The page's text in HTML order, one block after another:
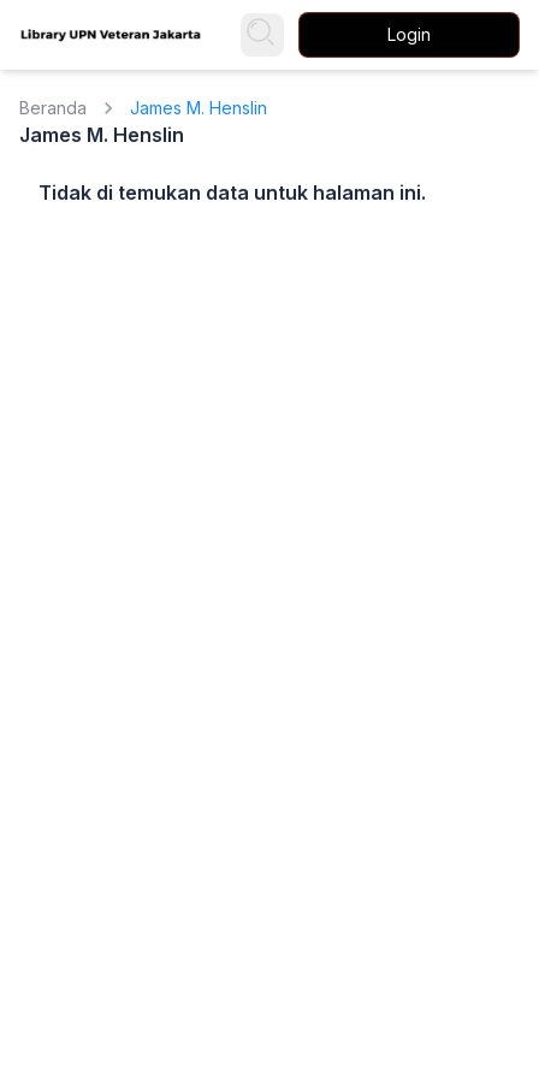
Login
Beranda James M. Henslin
James M. Henslin
Tidak di temukan data untuk halaman ini.